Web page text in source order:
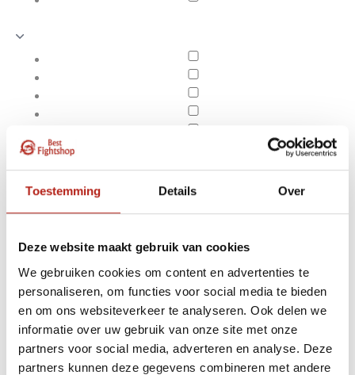
Toestemming Details Over
Deze website maakt gebruik van cookies
We gebruiken cookies om content en advertenties te
personaliseren, om functies voor social media te bieden
en om ons websiteverkeer te analyseren. Ook delen we
informatie over uw gebruik van onze site met onze
partners voor social media, adverteren en analyse. Deze
partners kunnen deze gegevens combineren met andere
Apply filters
Producten getagd met
Akuro KR coaching mitts
Producten